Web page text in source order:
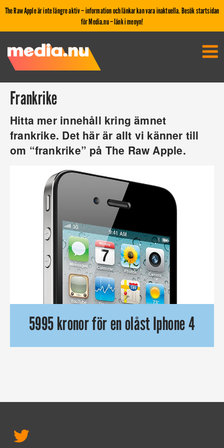
The Raw Apple är inte längre aktiv – information och länkar kan vara inaktuella. Besök startsidan
för Media.nu – länk i menyn!
Frankrike
Hitta mer innehåll kring ämnet
frankrike. Det här är allt vi känner till
om “frankrike” på The Raw Apple.
5995 kronor för en olåst Iphone 4
Från och med fredag kan du köpa en olåst Iphone direkt i